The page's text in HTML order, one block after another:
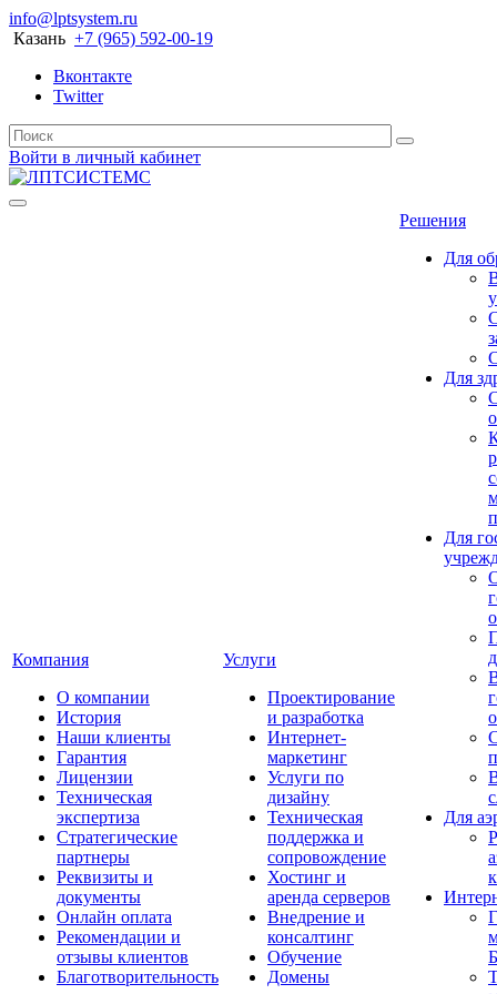
info@lptsystem.ru
Казань +7 (965) 592-00-19
Вконтакте
Twitter
Войти в личный кабинет
Компания
О компании
История
Наши клиенты
Гарантия
Лицензии
Техническая
экспертиза
Стратегические
партнеры
Реквизиты и
документы
Онлайн оплата
Рекомендации и
отзывы клиентов
Благотворительность
Услуги
Проектирование
и разработка
Интернет-
маркетинг
Услуги по
дизайну
Техническая
поддержка и
сопровождение
Хостинг и
аренда серверов
Внедрение и
консалтинг
Обучение
Домены
Решения
Для
Для
Для
Для